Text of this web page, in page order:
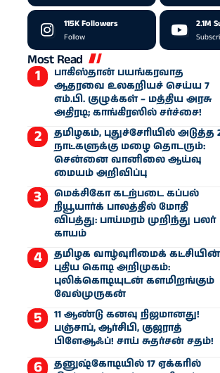
115KFollowers
Follow
2.1M
Most Read
பாகிஸ்தான் பயங்கரவாத
ஆதரவை உலகறியச் செய்ய 7
எம்.பி. குழுக்கள் – மத்திய அரசு
அதிரடி; காங்கிரஸில் சர்ச்சை!
தமிழகம், புதுச்சேரியில் அடுத்த
நாட்களுக்கு மழை தொடரும்:
சென்னை வானிலை ஆய்வு
மையம் அறிவிப்பு
மெக்சிகோ கடற்படை கப்பல்
நியூயார்க் பாலத்தில் மோதி
விபத்து: பாய்மரம் முறிந்து பலர்
காயம்
தமிழக வாழ்வுரிமைக் கட்சியின்
புதிய கொடி அறிமுகம்:
புலிக்கொடியுடன் களமிறங்கும்
வேல்முருகன்
11 ஆண்டு கனவு நிஜமானது!
பஞ்சாப், ஆர்சிபி, குஜராத்
பிளேஆஃப்! சாய் சுதர்சன் சதம்!
தனுஷ்கோடியில் 17 ஏக்கரில்